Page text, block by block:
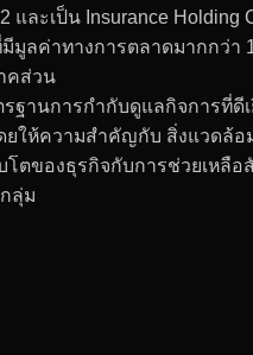
และเป็น Insurance Holding
มูลค่าทางการตลาดมากกว่า
คส่วน
ฐานการกำกับดูแลกิจการที่ดี
ให้ความสำคัญกับ สิ่งแวดล้
โตของธุรกิจกับการช่วยเหลือ
ลุ่ม